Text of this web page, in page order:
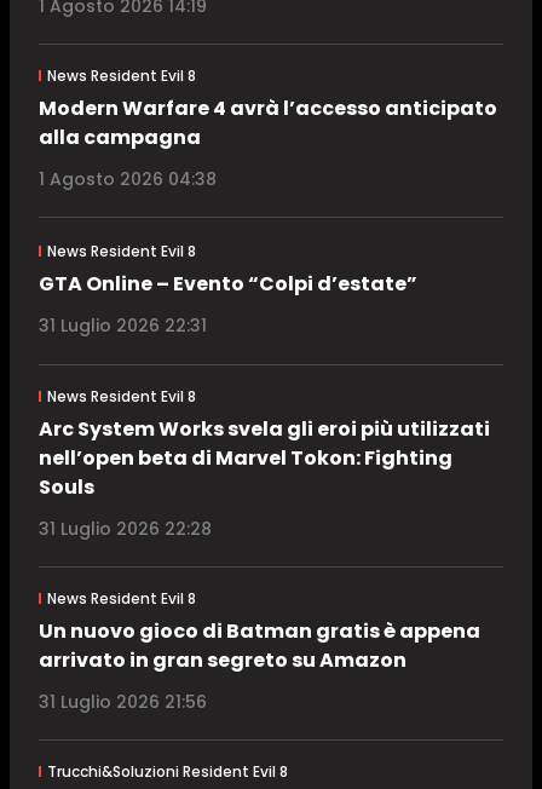
1 Agosto 2026 14:19
News Resident Evil 8
Modern Warfare 4 avrà l’accesso anticipato
alla campagna
1 Agosto 2026 04:38
News Resident Evil 8
GTA Online – Evento “Colpi d’estate”
31 Luglio 2026 22:31
News Resident Evil 8
Arc System Works svela gli eroi più utilizzati
nell’open beta di Marvel Tokon: Fighting
Souls
31 Luglio 2026 22:28
News Resident Evil 8
Un nuovo gioco di Batman gratis è appena
arrivato in gran segreto su Amazon
31 Luglio 2026 21:56
Trucchi&Soluzioni Resident Evil 8